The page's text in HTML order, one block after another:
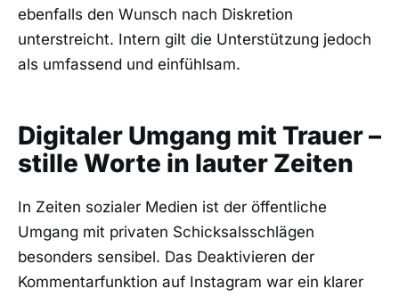
ebenfalls den Wunsch nach Diskretion
unterstreicht. Intern gilt die Unterstützung jedoch
als umfassend und einfühlsam.
Digitaler Umgang mit Trauer –
stille Worte in lauter Zeiten
In Zeiten sozialer Medien ist der öffentliche
Umgang mit privaten Schicksalsschlägen
besonders sensibel. Das Deaktivieren der
Kommentarfunktion auf Instagram war ein klarer